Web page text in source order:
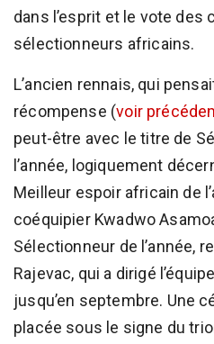
dans l’esprit et le vote des
sélectionneurs africains.
L’ancien rennais, qui
récompense (voir
peut-être avec le titre de
l’année, logiquement
Meilleur espoir africain de
coéquipier Kwadwo
Sélectionneur de l’année,
Rajevac, qui a dirigé
jusqu’en septembre. Une
placée sous le signe du